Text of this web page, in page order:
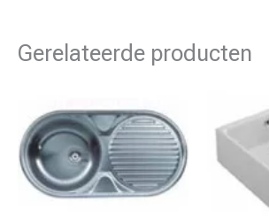
Gerelateerde producten